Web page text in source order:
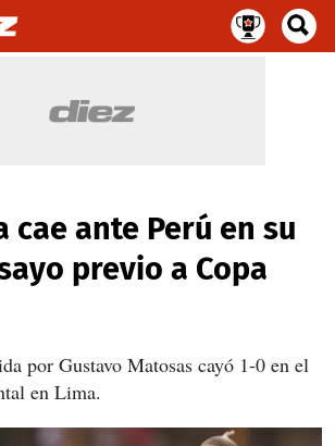
cae ante Perú en su
previo a Copa
por Gustavo Matosas cayó 1-0 en el
en Lima.